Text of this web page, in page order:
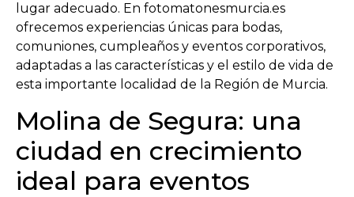
lugar adecuado. En fotomatonesmurcia.es
ofrecemos experiencias únicas para bodas,
comuniones, cumpleaños y eventos corporativos,
adaptadas a las características y el estilo de vida de
esta importante localidad de la Región de Murcia.
Molina de Segura: una
ciudad en crecimiento
ideal para eventos